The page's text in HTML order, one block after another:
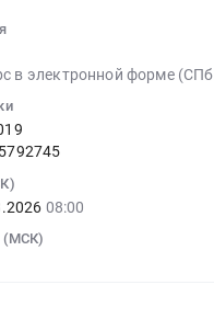
в электронной форме
08:00
(МСК)